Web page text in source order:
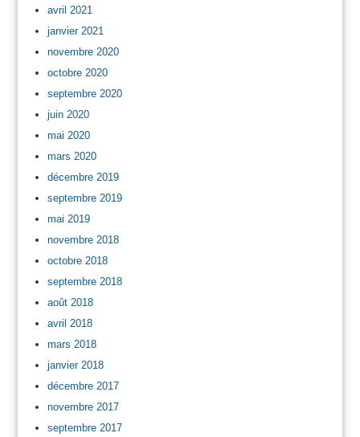
avril 2021
janvier 2021
novembre 2020
octobre 2020
septembre 2020
juin 2020
mai 2020
mars 2020
décembre 2019
septembre 2019
mai 2019
novembre 2018
octobre 2018
septembre 2018
août 2018
avril 2018
mars 2018
janvier 2018
décembre 2017
novembre 2017
septembre 2017